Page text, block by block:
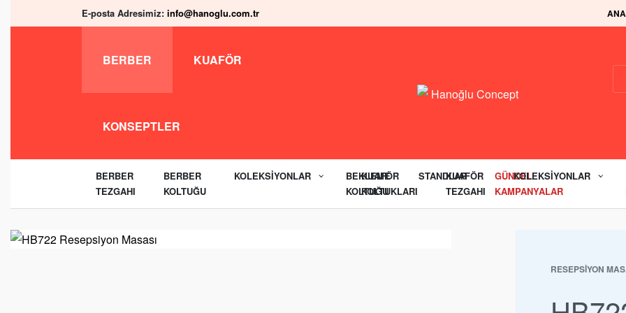
E-posta Adresimiz: info@hanoglu.com.tr +90 850 346
BERBER KUAFÖR
KONSEPTLER
BERBER
TEZGAHI
BERBER
KOLTUĞU
KOLEKSIYONLAR
BEKLEME
KOLTUĞU
STANDLAR
GÜNCEL
KAMPANYALAR
KUAFÖR
KOLTUKLARI
KUAFÖR
TEZGAHI
KOLEKSIYONLAR
RESEPSIYON